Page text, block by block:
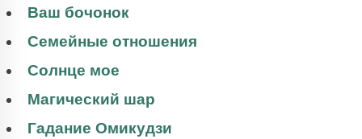
Ваш бочонок
Семейные отношения
Солнце мое
Магический шар
Гадание Омикудзи